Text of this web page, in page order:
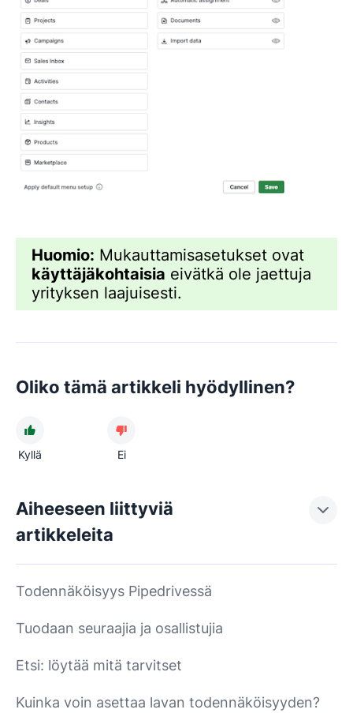
Huomio: Mukauttamisasetukset ovat
käyttäjäkohtaisia eivätkä ole jaettuja
yrityksen laajuisesti.
Oliko tämä artikkeli hyödyllinen?
Kyllä Ei
Aiheeseen liittyviä
artikkeleita
Todennäköisyys Pipedrivessä
Tuodaan seuraajia ja osallistujia
Etsi: löytää mitä tarvitset
Kuinka voin asettaa lavan todennäköisyyden?